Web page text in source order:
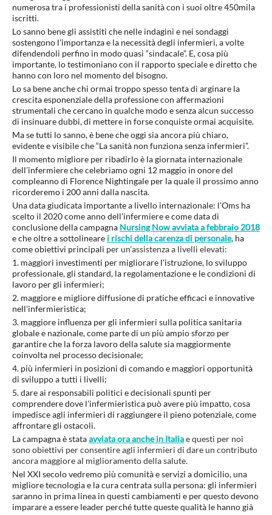
numerosa tra i professionisti della sanità con i suoi oltre 450mila
iscritti.
Lo sanno bene gli assistiti che nelle indagini e nei sondaggi
sostengono l’importanza e la necessità degli infermieri, a volte
difendendoli perfino in modo quasi “sindacale”. E, cosa più
importante, lo testimoniano con il rapporto speciale e diretto che
hanno con loro nel momento del bisogno.
Lo sa bene anche chi ormai troppo spesso tenta di arginare la
crescita esponenziale della professione con affermazioni
strumentali che cercano in qualche modo e senza alcun successo
di insinuare dubbi, di mettere in forse conquiste ormai acquisite.
Ma se tutti lo sanno, è bene che oggi sia ancora più chiaro,
evidente e visibile che “La sanità non funziona senza infermieri”.
Il momento migliore per ribadirlo è la giornata internazionale
dell’infermiere che celebriamo ogni 12 maggio in onore del
compleanno di Florence Nightingale per la quale il prossimo anno
ricorderemo i 200 anni dalla nascita.
Una data giudicata importante a livello internazionale: l’Oms ha
scelto il 2020 come anno dell’infermiere e come data di
conclusione della campagna Nursing Now avviata a febbraio 2018
e che oltre a sottolineare i rischi della carenza di personale, ha
come obiettivi principali per un’assistenza a livelli elevati:
1. maggiori investimenti per migliorare l'istruzione, lo sviluppo
professionale, gli standard, la regolamentazione e le condizioni di
lavoro per gli infermieri;
2. maggiore e migliore diffusione di pratiche efficaci e innovative
nell'infermieristica;
3. maggiore influenza per gli infermieri sulla politica sanitaria
globale e nazionale, come parte di un più ampio sforzo per
garantire che la forza lavoro della salute sia maggiormente
coinvolta nel processo decisionale;
4. più infermieri in posizioni di comando e maggiori opportunità
di sviluppo a tutti i livelli;
5. dare ai responsabili politici e decisionali spunti per
comprendere dove l'infermieristica può avere più impatto, cosa
impedisce agli infermieri di raggiungere il pieno potenziale, come
affrontare gli ostacoli.
La campagna è stataavviata ora anche in Italiae questi per noi
sono obiettivi per consentire agli infermieri di dare un contributo
ancora maggiore al miglioramento della salute.
Nel XXI secolo vedremo più comunità e servizi a domicilio, una
migliore tecnologia e la cura centrata sulla persona: gli infermieri
saranno in prima linea in questi cambiamenti e per questo devono
imparare a essere leader perché tutte queste qualità le hanno già